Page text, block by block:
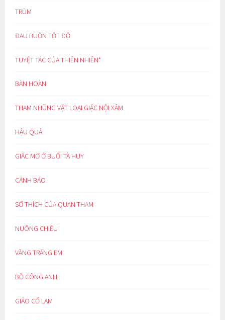
TRÙM
ĐAU BUỒN TỘT ĐỘ
TUYỆT TÁC CỦA THIÊN NHIÊN*
BÀN HOÀN
THAM NHŨNG VẶT LOẠI GIẶC NỘI XÂM
HẬU QUẢ
GIẤC MƠ Ở BUỔI TÀ HUY
CẢNH BÁO
SỞ THÍCH CỦA QUAN THAM
NUÔNG CHIỀU
VẦNG TRĂNG EM
BỒ CÔNG ANH
GIẢO CỔ LAM